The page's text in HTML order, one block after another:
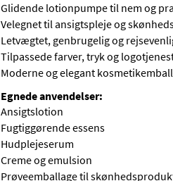
Glidende lotionpumpe til nem og
Velegnet til ansigtspleje og
Letvægtet, genbrugelig og
Tilpassede farver, tryk og
Moderne og elegant
Egnede anvendelser:
Ansigtslotion
Fugtiggørende essens
Hudplejeserum
Creme og emulsion
Prøveemballage til